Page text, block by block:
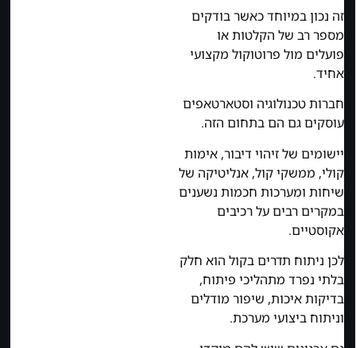
זה נכון במיוחד כאשר בודקים
מספר רב של הקלטות או
פועלים מול פרוטוקול מקצועי
אחיד.
חברות טכנולוגיה וסטארטאפים
עוסקים גם הם בתחום הזה.
יישומים של זיהוי דיבור, אימות
קולי, ממשקי קול, אנליטיקה של
שיחות ומערכות חכמות נשענים
במקרים רבים על רכיבים
אקוסטיים.
לכן ניתוח תדרים בקול הוא חלק
בלתי נפרד מתהליכי פיתוח,
בדיקות איכות, שיפור מודלים
וניתוח ביצועי מערכת.